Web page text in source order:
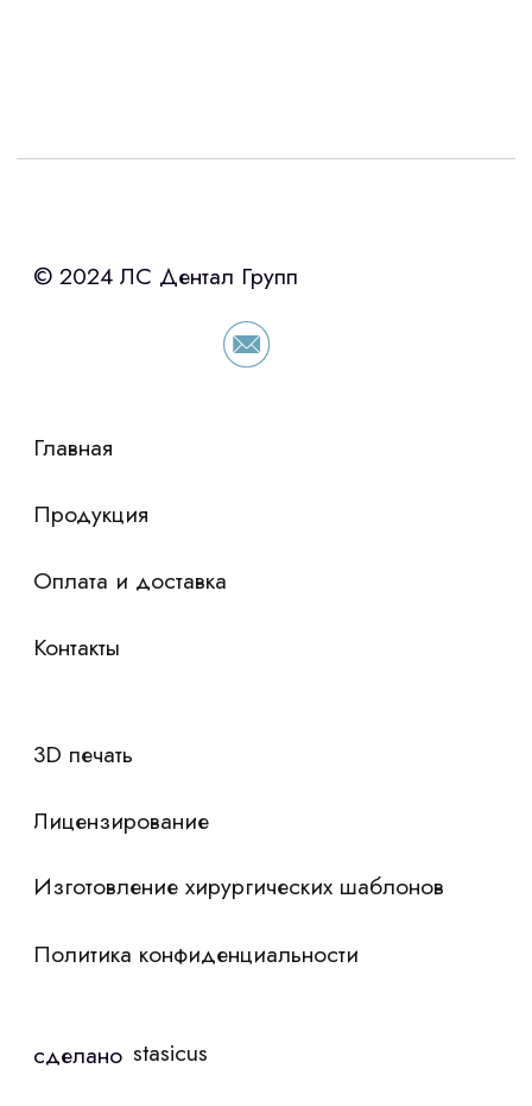
Интересует лизинг?
«Уралпромлизинг» подберем выгодные
условия по лизингу оборудования,
просто оставьте контакты чтобы мы
сориентировали по условиям